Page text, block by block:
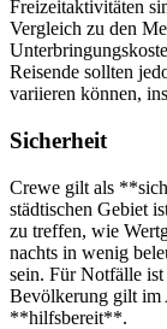
Freizeitaktivitäten
Vergleich zu den
Reisende sollten
variieren können,
Sicherheit
Crewe gilt als
städtischen Gebiet
zu treffen, wie
nachts in wenig
sein. Für Notfälle
Bevölkerung gilt
**hilfsbereit**.